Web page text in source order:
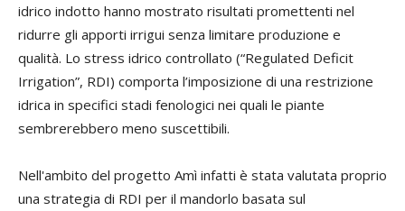
idrico indotto hanno mostrato risultati promettenti nel
ridurre gli apporti irrigui senza limitare produzione e
qualità. Lo stress idrico controllato (“Regulated Deficit
Irrigation”, RDI) comporta l’imposizione di una restrizione
idrica in specifici stadi fenologici nei quali le piante
sembrerebbero meno suscettibili.
Nell'ambito del progetto Amì infatti è stata valutata proprio
una strategia di RDI per il mandorlo basata sul